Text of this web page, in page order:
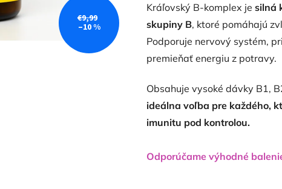
Kráľovský B-komplex je silná
skupiny B, ktoré pomáhajú
Podporuje nervový systém,
premieňať energiu z potravy.
Obsahuje vysoké dávky B1,
ideálna voľba pre každého,
imunitu pod kontrolou.
Odporúčame výhodné
€9,99
–10 %